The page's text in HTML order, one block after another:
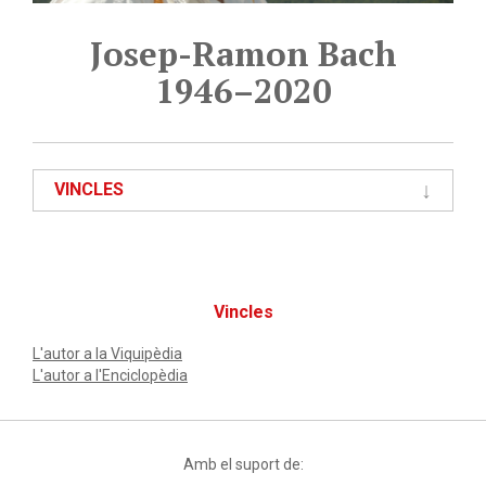
Josep-Ramon Bach
1946–2020
VINCLES
Vincles
L'autor a la Viquipèdia
L'autor a l'Enciclopèdia
Amb el suport de: